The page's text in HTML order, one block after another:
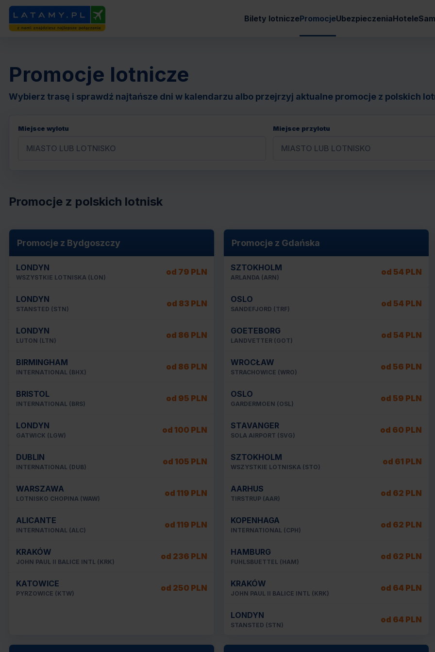
Bilety lotniczePromocjeUbezpieczeniaHotele
Promocje lotnicze
Wybierz trasę i sprawdź najtańsze dni w kalendarzu albo przejrzyj aktualne promocje z polskich
Miejsce wylotu Miejsce przylotu
Promocje z polskich lotnisk
Promocje z Bydgoszczy
LONDYN
WSZYSTKIE LOTNISKA (LON)
od 79 PLN
LONDYN
STANSTED (STN)
od 83 PLN
LONDYN
LUTON (LTN)
od 86 PLN
BIRMINGHAM
INTERNATIONAL (BHX)
od 86 PLN
BRISTOL
INTERNATIONAL (BRS)
od 95 PLN
LONDYN
GATWICK (LGW)
od 100 PLN
DUBLIN
INTERNATIONAL (DUB)
od 105 PLN
WARSZAWA
LOTNISKO CHOPINA (WAW)
od 119 PLN
ALICANTE
INTERNATIONAL (ALC)
od 119 PLN
KRAKÓW
JOHN PAUL II BALICE INTL (KRK)
od 236 PLN
KATOWICE
PYRZOWICE (KTW)
od 250 PLN
Promocje z Gdańska
SZTOKHOLM
ARLANDA (ARN)
od 54 PLN
OSLO
SANDEFJORD (TRF)
od 54 PLN
GOETEBORG
LANDVETTER (GOT)
od 54 PLN
WROCŁAW
STRACHOWICE (WRO)
od 56 PLN
OSLO
GARDERMOEN (OSL)
od 59 PLN
STAVANGER
SOLA AIRPORT (SVG)
od 60 PLN
SZTOKHOLM
WSZYSTKIE LOTNISKA (STO)
od 61 PLN
AARHUS
TIRSTRUP (AAR)
od 62 PLN
KOPENHAGA
INTERNATIONAL (CPH)
od 62 PLN
HAMBURG
FUHLSBUETTEL (HAM)
od 62 PLN
KRAKÓW
JOHN PAUL II BALICE INTL (KRK)
od 64 PLN
LONDYN
STANSTED (STN)
od 64 PLN